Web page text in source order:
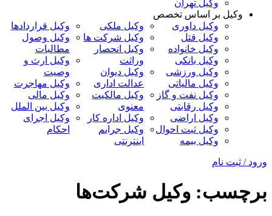
وکیل تهران
وکیل بر اساس تخصص
وکیل داوری
وکیل قتل
وکیل خانواده
وکیل بانکی
وکیل ورزشی
وکیل مالیاتی
وکیل نفت و گاز
وکیل رقابتی
وکیل اراضی
وکیل ثبت احوال
وکیل بیمه
وکیل ملکی
وکیل شرکت ها
وکیل انحصار
وراثت
وکیل دیوان
عدالت اداری
وکیل مالکیت
معنوی
وکیل اداره کار
وکیل جرایم
اینترنتی
وکیل قراردادها
وکیل وصول
مطالبات
وکیل ارث و
وصیت
وکیل مهاجرت
وکیل مالی
وکیل بین الملل
وکیل اجرای
احکام
ورود / ثبت نام
برچسب: وکیل شرکت‌ها